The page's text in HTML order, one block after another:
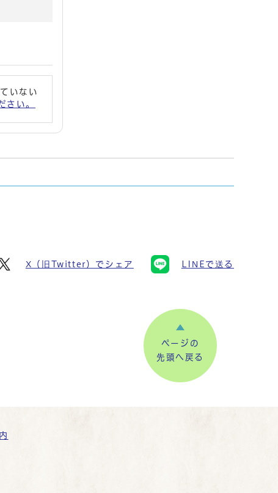
いない
い。
X（旧Twitter）でシェア LINEで送る
ページの
先頭へ戻る